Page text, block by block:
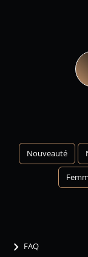
Nouveauté
chevron_right FAQ